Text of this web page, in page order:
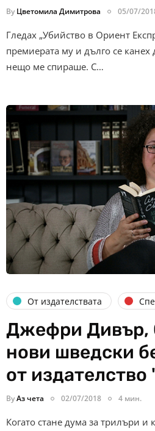
By Цветомила Димитрова 05/07/
Гледах „Убийство в Ориент
премиерата му и дълго се
нещо ме спираше. С…
От издателствата
Джефри Дивър,
нови шведски
от издателство
ByАз чета 02/07/2018 4 мин.
Когато стане дума за трилъри